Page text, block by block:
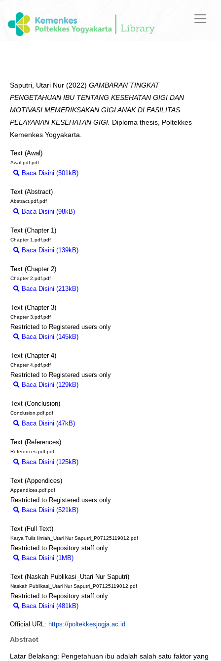
Saputri, Utari Nur (2022) GAMBARAN TINGKAT
PENGETAHUAN IBU TENTANG KESEHATAN GIGI DAN
MOTIVASI MEMERIKSAKAN GIGI ANAK DI FASILITAS
PELAYANAN KESEHATAN GIGI. Diploma thesis, Poltekkes
Kemenkes Yogyakarta.
Text (Awal)
Awal.pdf.pdf
Baca Disini (501kB)
Text (Abstract)
Abstract.pdf.pdf
Baca Disini (98kB)
Text (Chapter 1)
Chapter 1.pdf.pdf
Baca Disini (139kB)
Text (Chapter 2)
Chapter 2.pdf.pdf
Baca Disini (213kB)
Text (Chapter 3)
Chapter 3.pdf.pdf
Restricted to Registered users only
Baca Disini (145kB)
Text (Chapter 4)
Chapter 4.pdf.pdf
Restricted to Registered users only
Baca Disini (129kB)
Text (Conclusion)
Conclusion.pdf.pdf
Baca Disini (47kB)
Text (References)
References.pdf.pdf
Baca Disini (125kB)
Text (Appendices)
Appendices.pdf.pdf
Restricted to Registered users only
Baca Disini (521kB)
Text (Full Text)
Karya Tulis Ilmiah_Utari Nur Saputri_P07125119012.pdf
Restricted to Repository staff only
Baca Disini (1MB)
Text (Naskah Publikasi_Utari Nur Saputri)
Naskah Publikasi_Utari Nur Saputri_P07125119012.pdf
Restricted to Repository staff only
Baca Disini (481kB)
Official URL: https://poltekkesjogja.ac.id
Abstract
Latar Belakang: Pengetahuan ibu adalah salah satu faktor yang